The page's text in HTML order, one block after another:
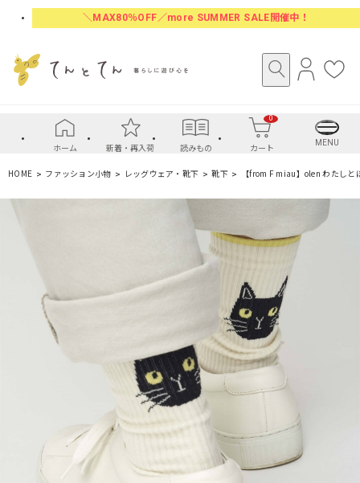
＼MAX80％OFF／more SUMMER SALE開催中！
に
入
り
ホーム 新着・再入荷 読みもの カート
0
MENU
HOME ファッション小物 レッグウェア・靴下 靴下 【from F miau】olen わたしと